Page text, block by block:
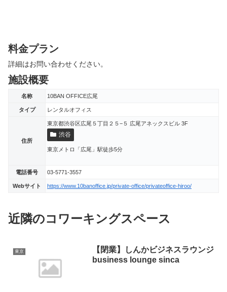
料金プラン
詳細はお問い合わせください。
施設概要
名称 10BAN OFFICE広尾
タイプ レンタルオフィス
住所
東京都渋谷区広尾５丁目２５−５ 広尾アネックスビル 3F
渋谷
東京メトロ「広尾」駅徒歩5分
電話番号 03-5771-3557
Webサイト https://www.10banoffice.jp/private-office/privateoffice-hiroo/
近隣のコワーキングスペース
東京
【閉業】しんかビジネスラウンジ
business lounge sinca